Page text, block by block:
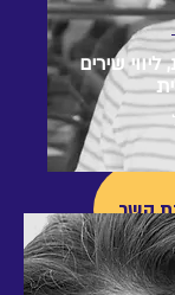
קשר
שירים